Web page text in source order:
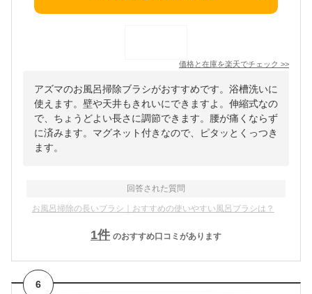
価格と在庫を楽天でチェック >>
アズマのお風呂掃除ブラシがおすすめです。浴槽洗いに
使えます。壁や天井もきれいにできますよ。伸縮式なの
で、ちょうどよい長さに調節できます。腰が痛くならず
に済みます。マグネット付きなので、ピタッとくっつき
ます。
回答された質問
お風呂掃除の長いブラシ｜おすすめの使いやすい風呂ブラシは？
1件 のおすすめ口コミがあります
6